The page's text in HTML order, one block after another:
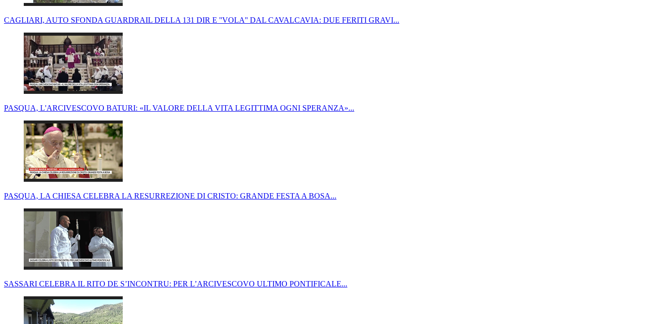
CAGLIARI, AUTO SFONDA GUARDRAIL DELLA 131 DIR E ''VOLA'' DAL CAVALCAVIA: DUE FERITI GRAVI...
PASQUA, L'ARCIVESCOVO BATURI: «IL VALORE DELLA VITA LEGITTIMA OGNI SPERANZA»...
PASQUA, LA CHIESA CELEBRA LA RESURREZIONE DI CRISTO: GRANDE FESTA A BOSA...
SASSARI CELEBRA IL RITO DE S’INCONTRU: PER L’ARCIVESCOVO ULTIMO PONTIFICALE...